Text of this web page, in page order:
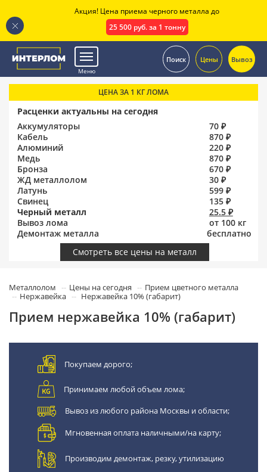
Меню
Поиск Цены Вывоз
ЦЕНА ЗА 1 КГ ЛОМА
Расценки актуальны на сегодня
Аккумуляторы
70 ₽
Кабель
870 ₽
Алюминий
220 ₽
Медь
870 ₽
Бронза
670 ₽
ЖД металлолом
30 ₽
Латунь
599 ₽
Свинец
135 ₽
Черный металл
25.5 ₽
Вывоз лома
от 100 кг
Демонтаж металла
бесплатно
Смотреть все цены на металл
Металлолом Цены на сегодня
Прием цветного металла
Нержавейка
Нержавейка 10% (габарит)
Прием нержавейка 10% (габарит)
Покупаем дорого;
Принимаем любой объем лома;
Вывоз из любого района Москвы и области;
Мгновенная оплата наличными/на карту;
Производим демонтаж, резку, утилизацию
Акция! Цена приема черного металла до
25 500 руб. за 1 тонну
.